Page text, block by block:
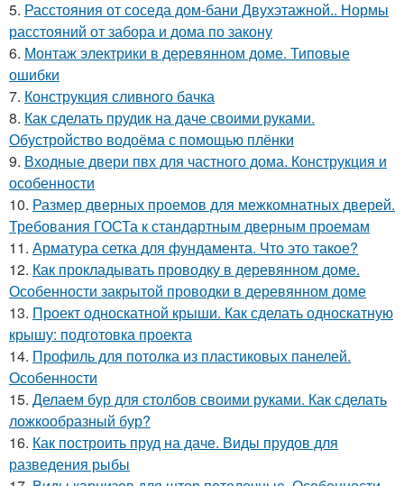
5. Расстояния от соседа дом-бани Двухэтажной.. Нормы
расстояний от забора и дома по закону
6. Монтаж электрики в деревянном доме. Типовые
ошибки
7. Конструкция сливного бачка
8. Как сделать прудик на даче своими руками.
Обустройство водоёма с помощью плёнки
9. Входные двери пвх для частного дома. Конструкция и
особенности
10. Размер дверных проемов для межкомнатных дверей.
Требования ГОСТа к стандартным дверным проемам
11. Арматура сетка для фундамента. Что это такое?
12. Как прокладывать проводку в деревянном доме.
Особенности закрытой проводки в деревянном доме
13. Проект односкатной крыши. Как сделать односкатную
крышу: подготовка проекта
14. Профиль для потолка из пластиковых панелей.
Особенности
15. Делаем бур для столбов своими руками. Как сделать
ложкообразный бур?
16. Как построить пруд на даче. Виды прудов для
разведения рыбы